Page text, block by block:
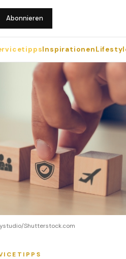
Abonnieren
Inspirationen
Shutterstock.com